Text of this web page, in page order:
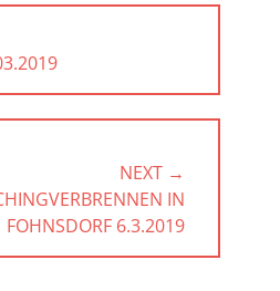
NEXT →
IN
FOHNSDORF 6.3.2019